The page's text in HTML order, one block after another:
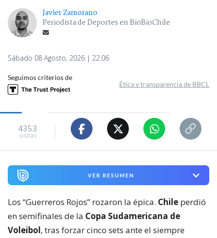
Javier Zamorano
Periodista de Deportes en BioBioChile
Sábado 08 Agosto, 2026 | 22:06
Seguimos criterios de
Ética y transparencia de BBCL
4353
visitas
VER RESUMEN
Los “Guerreros Rojos” rozaron la épica. Chile perdió
en semifinales de la Copa Sudamericana de
Voleibol, tras forzar cinco sets ante el siempre